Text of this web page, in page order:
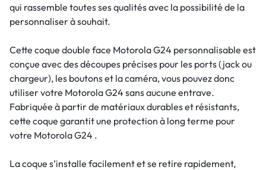
qui rassemble toutes ses qualités avec la possibilité de la
personnaliser à souhait.
Cette coque double face Motorola G24 personnalisable est
conçue avec des découpes précises pour les ports (jack ou
chargeur), les boutons et la caméra, vous pouvez donc
utiliser votre Motorola G24 sans aucune entrave.
Fabriquée à partir de matériaux durables et résistants,
cette coque garantit une protection à long terme pour
votre Motorola G24 .
La coque s’installe facilement et se retire rapidement,